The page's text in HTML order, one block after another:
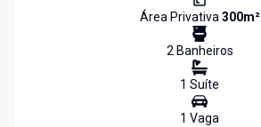
Área Privativa300m²
2Banheiros
1 Suíte
1 Vaga